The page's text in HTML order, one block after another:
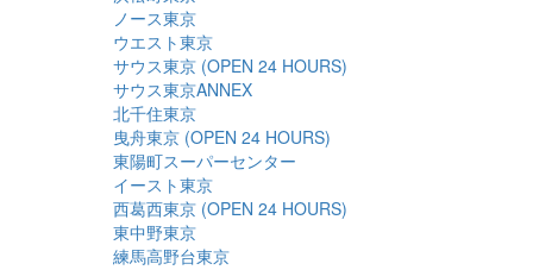
ノース東京
ウエスト東京
サウス東京 (OPEN 24 HOURS)
サウス東京ANNEX
北千住東京
曳舟東京 (OPEN 24 HOURS)
東陽町スーパーセンター
イースト東京
西葛西東京 (OPEN 24 HOURS)
東中野東京
練馬高野台東京